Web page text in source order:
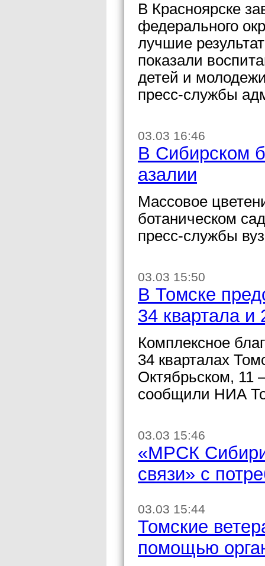
В Красноярске
федерального
лучшие
показали
детей и
пресс-службы
03.03 16:46
В Сибирском
азалии
Массовое
ботаническом
пресс-службы
03.03 15:50
В Томске
34 квартала и
Комплексное
34 кварталах
Октябрьском, 11
сообщили НИА
03.03 15:46
«МРСК
связи» с
03.03 15:44
Томские
помощью